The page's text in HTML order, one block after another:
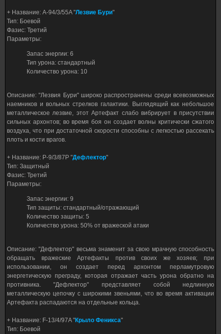
+ Название: A-94/3/55A "Лезвие Бури"
Тип: Боевой
Фазис: Третий
Параметры:
Запас энергии: 6
Тип урона: стандартный
Количество урона: 10
Описание: "Лезвия Бури" широко распространены среди всевозможных
наемников и вольных стрелков галактики. Выглядящий как небольшое
металлическое лезвие, этот Артефакт слабо вибрирует в присутствии
сильных архонтов; во время боя он создает волны критически сжатого
воздуха, что при достаточной скорости способны с легкостью рассекать
плоть и кости врагов.
+ Название: P-9/3/87P "Дефлектор"
Тип: Защитный
Фазис: Третий
Параметры:
Запас энергии: 9
Тип защиты: стандартный/отражающий
Количество защиты: 5
Количество урона: 50% от вражеской атаки
Описание: "Дефлектор" весьма знаменит за свою мрачную способность
обращать вражеские Артефакты против своих же хозяев; при
использовании, он создает перед архонтом перламутровую
энергетическую преграду, которая отражает часть урона обратно на
противника. "Дефлектор" представляет собой недлинную
металлическую цепочку с широкими звеньями, что во время активации
Артефакта распадаются на отдельные кольца.
+ Название: F-13/4/97A "Крыло Феникса"
Тип: Боевой